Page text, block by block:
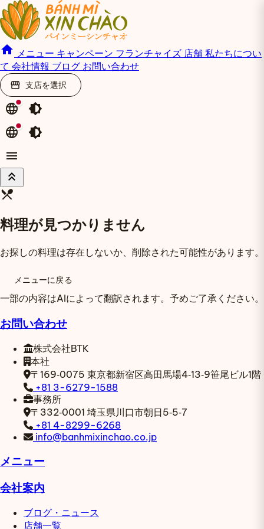
home メニュー キャンペーン フランチャイズ 店舗 私たちについ
て 会社情報 ブログ お問い合わせ
storefront 支店を選択
language
brightness_medium
language
brightness_medium
menu
keyboard_double_arrow_up
restaurant_menu
料理が見つかりません
お探しの料理は存在しないか、削除された可能性があります。
メニューに戻る
一部の内容はAIによって翻訳されます。予めご了承ください。
お問い合わせ
株式会社BTK
本社
〒169‑0075 東京都新宿区高田馬場4‑13‑9笹尾ビル1階
+81 3-6279-1588
事務所
〒332‑0001 埼玉県川口市朝日5‑5‑7
+81 4-8299-6268
info@banhmixinchao.co.jp
メニュー
会社案内
ブログ・ニュース
店舗一覧